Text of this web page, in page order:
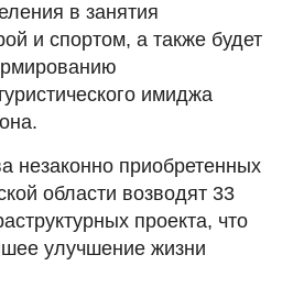
в занятия
и спортом, а также будет
имиджа
незаконно приобретенных
области возводят 33
проекта, что
улучшение жизни